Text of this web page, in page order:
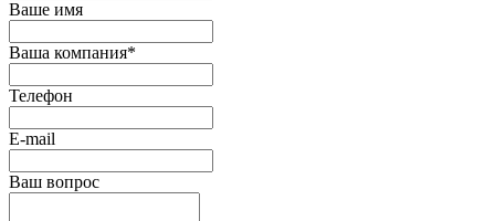
Ваше имя
Ваша компания*
Телефон
E-mail
Ваш вопрос